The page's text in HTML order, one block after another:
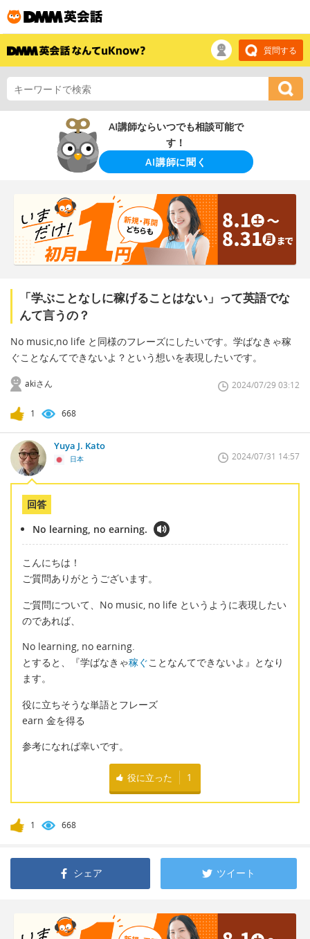
質問する
AI講師ならいつでも相談可能で
す！
AI講師に聞く
「学ぶことなしに稼げることはない」って英語でな
んて言うの？
No music,no life と同様のフレーズにしたいです。学ばなきゃ稼
ぐことなんてできないよ？という想いを表現したいです。
akiさん 2024/07/29 03:12
1 668
Yuya J. Kato
日本 2024/07/31 14:57
回答
No learning, no earning.
こんにちは！
ご質問ありがとうございます。
ご質問について、No music, no life というように表現したい
のであれば、
No learning, no earning.
とすると、『学ばなきゃ稼ぐことなんてできないよ』となり
ます。
役に立ちそうな単語とフレーズ
earn 金を得る
参考になれば幸いです。
役に立った 1
1 668
シェア ツイート